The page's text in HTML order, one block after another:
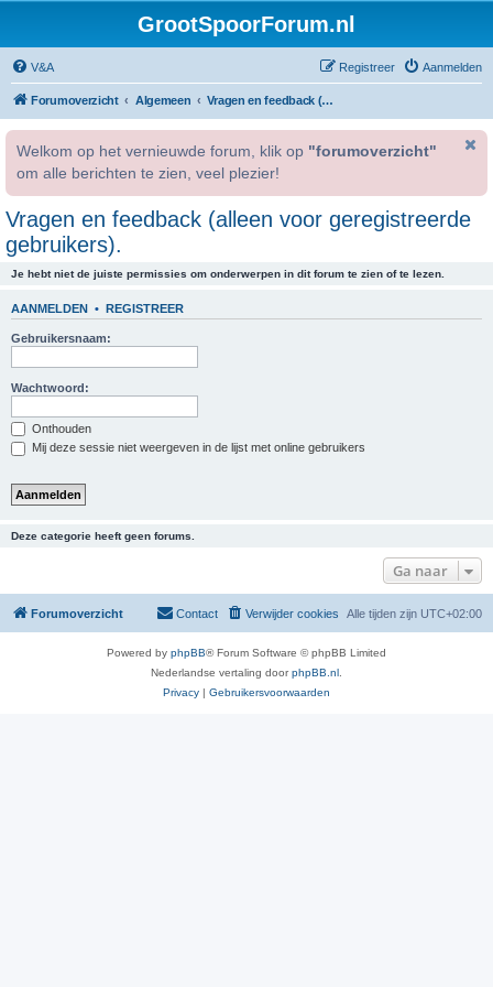
GrootSpoorForum.nl
V&A Aanmelden
Registreer
Forumoverzicht Algemeen Vragen en feedback (alleen voor geregistreerde gebruikers).
Welkom op het vernieuwde forum, klik op "forumoverzicht"
om alle berichten te zien, veel plezier!
Vragen en feedback (alleen voor geregistreerde
gebruikers).
Je hebt niet de juiste permissies om onderwerpen in dit forum te zien of te lezen.
AANMELDEN • REGISTREER
Gebruikersnaam:
Wachtwoord:
Onthouden
Mij deze sessie niet weergeven in de lijst met online gebruikers
Deze categorie heeft geen forums.
Ga naar
Forumoverzicht Alle tijden zijn UTC+02:00
Verwijder cookies
Contact
Powered by phpBB® Forum Software © phpBB Limited
Nederlandse vertaling doorphpBB.nl
Privacy | Gebruikersvoorwaarden